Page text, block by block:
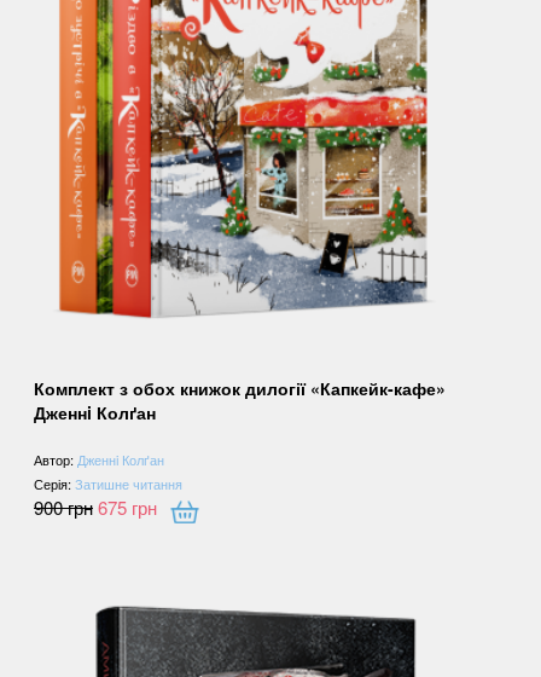
Комплект з обох книжок дилогії «Капкейк-кафе»
Дженнi Колґан
Автор: Дженнi Колґан
Серія:Затишне читання
900грн675 грн